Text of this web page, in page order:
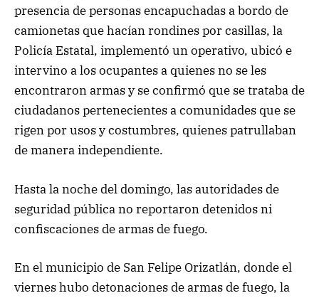
presencia de personas encapuchadas a bordo de
camionetas que hacían rondines por casillas, la
Policía Estatal, implementó un operativo, ubicó e
intervino a los ocupantes a quienes no se les
encontraron armas y se confirmó que se trataba de
ciudadanos pertenecientes a comunidades que se
rigen por usos y costumbres, quienes patrullaban
de manera independiente.
Hasta la noche del domingo, las autoridades de
seguridad pública no reportaron detenidos ni
confiscaciones de armas de fuego.
En el municipio de San Felipe Orizatlán, donde el
viernes hubo detonaciones de armas de fuego, la